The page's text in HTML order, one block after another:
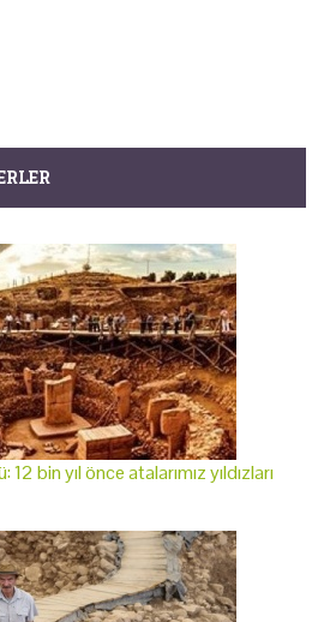
bin yıl önce atalarımız yıldızları